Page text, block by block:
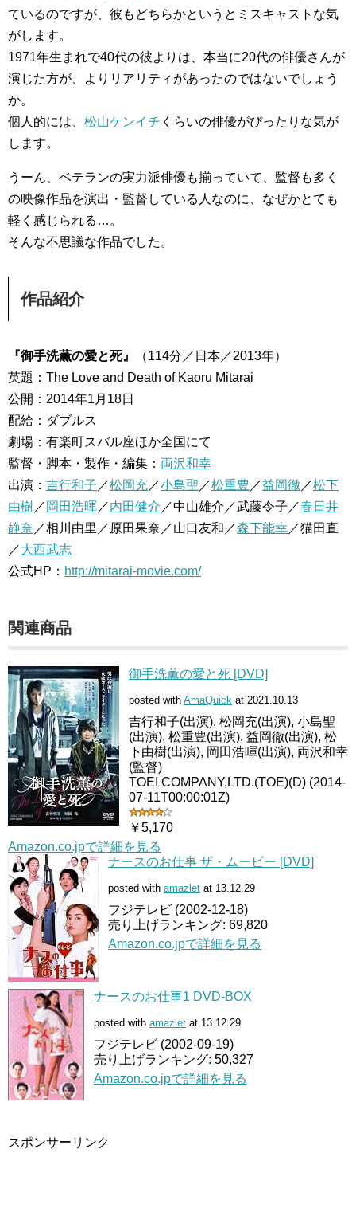
ているのですが、彼もどちらかというとミスキャストな気
がします。
1971年生まれで40代の彼よりは、本当に20代の俳優さんが
演じた方が、よりリアリティがあったのではないでしょう
か。
個人的には、 松山ケンイチ くらいの俳優がぴったりな気が
します。
うーん、ベテランの実力派俳優も揃っていて、監督も多く
の映像作品を演出・監督している人なのに、なぜかとても
軽く感じられる…。
そんな不思議な作品でした。
作品紹介
『御手洗薫の愛と死』
（114分／日本／2013年）
英題：The Love and Death of Kaoru Mitarai
公開：2014年1月18日
配給：ダブルス
劇場：有楽町スバル座ほか全国にて
監督・脚本・製作・編集： 両沢和幸
出演： 吉行和子 ／松岡充／小島聖 ／松重豊 ／益岡徹 ／松下
由樹／ 岡田浩暉／内田健介 ／中山雄介／武藤令子／春日井
静奈 ／相川由里／原田果奈／山口友和／森下能幸／猫田直
／大西武志
公式HP： http://mitarai-movie.com/
関連商品
御手洗薫の愛と死 [DVD]
posted with AmaQuick at 2021.10.13
吉行和子(出演), 松岡充(出演), 小島聖
(出演), 松重豊(出演), 益岡徹(出演), 松
下由樹(出演), 岡田浩暉(出演), 両沢和幸
(監督)
TOEI COMPANY,LTD.(TOE)(D) (2014-
07-11T00:00:01Z)
￥5,170
Amazon.co.jpで詳細を見る
ナースのお仕事 ザ・ムービー [DVD]
posted with amazlet at 13.12.29
フジテレビ (2002-12-18)
売り上げランキング: 69,820
Amazon.co.jpで詳細を見る
ナースのお仕事1 DVD-BOX
posted with amazlet at 13.12.29
フジテレビ (2002-09-19)
売り上げランキング: 50,327
Amazon.co.jpで詳細を見る
スポンサーリンク